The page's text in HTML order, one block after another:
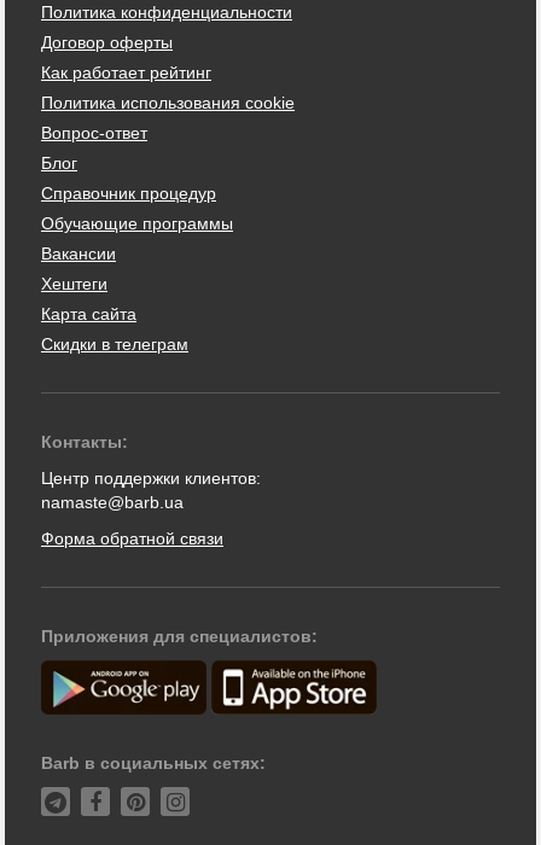
Политика конфиденциальности
Договор оферты
Как работает рейтинг
Политика использования cookie
Вопрос-ответ
Блог
Справочник процедур
Обучающие программы
Вакансии
Хештеги
Карта сайта
Скидки в телеграм
Контакты:
Центр поддержки клиентов:
namaste@barb.ua
Форма обратной связи
Приложения для специалистов:
Barb в социальных сетях: